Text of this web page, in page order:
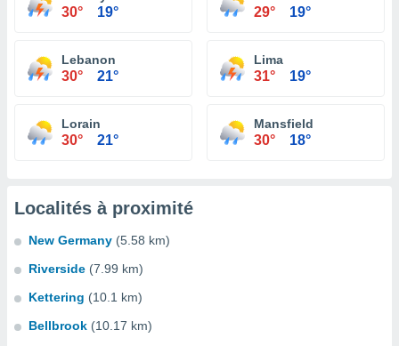
30° 19° 29° 19°
Lebanon
30° 21°
Lima
31° 19°
Lorain
30° 21°
Mansfield
30° 18°
Localités à proximité
New Germany (5.58 km)
Riverside (7.99 km)
Kettering (10.1 km)
Bellbrook (10.17 km)